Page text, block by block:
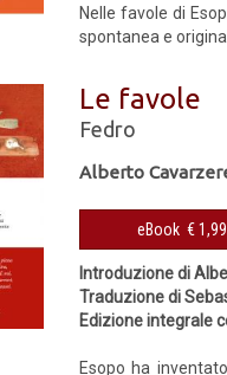
Nelle favole di
spontanea e
Le favole
Fedro
Alberto
eBook € 1,99
Introduzione di
Traduzione di
Edizione integrale
Esopo ha